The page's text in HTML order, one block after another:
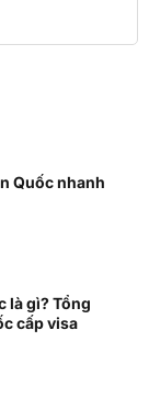
Quốc nhanh
là gì? Tổng
cấp visa